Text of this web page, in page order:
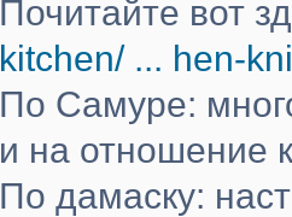
Почитайте вот
kitchen/ ... hen-
По Самуре:
и на отношение
По дамаску: